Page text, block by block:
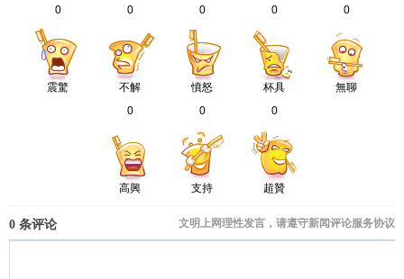
0
震驚
0
不解
0
憤怒
0
杯具
0
無聊
0
高興
0
支持
0
超贊